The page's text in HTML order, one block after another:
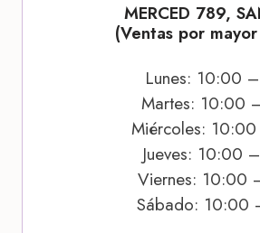
MERCED 789,
(Ventas por
Lunes: 10:00
Martes: 10:00
Miércoles:
Jueves: 10:00
Viernes: 10:00
Sábado: 10:00